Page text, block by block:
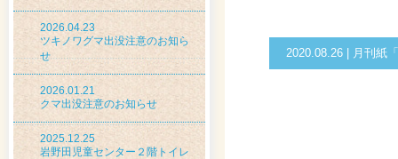
2026.04.23
ツキノワグマ出没注意のお知ら
せ
2026.01.21
クマ出没注意のお知らせ
2025.12.25
岩野田児童センター２階トイレ
2020.08.26 | 月刊紙